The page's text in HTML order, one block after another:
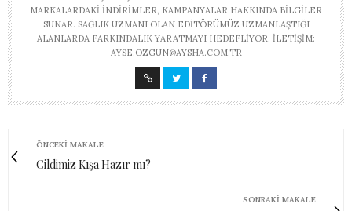
MARKALARDAKI INDIRIMLER, KAMPANYALAR HAKKINDA BILGILER
SUNAR. SAĞLIK UZMANI OLAN EDITÖRÜMÜZ UZMANLAŞTIĞI
ALANLARDA FARKINDALIK YARATMAYI HEDEFLIYOR. İLETIŞIM:
AYSE.OZGUN@AYSHA.COM.TR
ÖNCEKI MAKALE
Cildimiz Kışa Hazır mı?
SONRAKI MAKALE